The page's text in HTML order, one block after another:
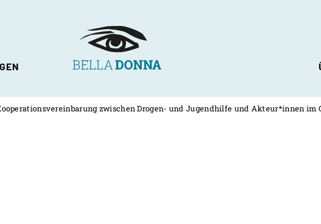
zwischen Drogen- und Jugendhilfe und Akteur*innen im